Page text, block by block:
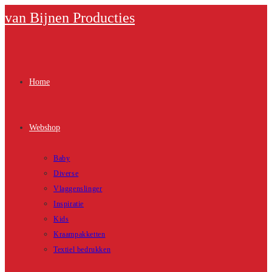
naar
van Bijnen Producties
Home
Webshop
Baby
Diverse
Vlaggenslinger
Inspiratie
Kids
Kraampakketten
Textiel bedrukken